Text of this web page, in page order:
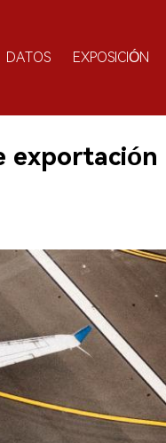
DATOS EXPOSICIÓN
exportación